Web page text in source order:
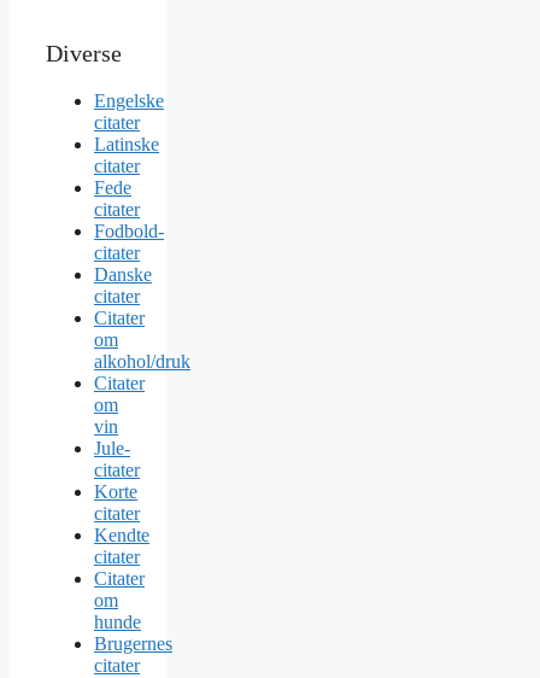
Diverse
Engelske
citater
Latinske
citater
Fede
citater
Fodbold-
citater
Danske
citater
Citater
om
alkohol/druk
Citater
om
vin
Jule-
citater
Korte
citater
Kendte
citater
Citater
om
hunde
Brugernes
citater